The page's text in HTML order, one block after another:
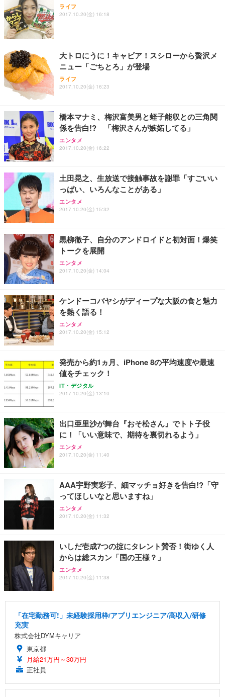
ライフ
2017.10.20(金) 16:18
大トロにうに！キャビア！スシローから贅沢メ
ニュー「ごちとろ」が登場
ライフ
2017.10.20(金) 16:23
橋本マナミ、梅沢富美男と蛭子能収との三角関
係を告白!? 「梅沢さんが嫉妬してる」
エンタメ
2017.10.20(金) 16:22
土田晃之、生放送で接触事故を謝罪「すごいい
っぱい、いろんなことがある」
エンタメ
2017.10.20(金) 15:32
黒柳徹子、自分のアンドロイドと初対面！爆笑
トークを展開
エンタメ
2017.10.20(金) 14:04
ケンドーコバヤシがディープな大阪の食と魅力
を熱く語る！
エンタメ
2017.10.20(金) 15:12
発売から約1ヵ月、iPhone 8の平均速度や最速
値をチェック！
IT・デジタル
2017.10.20(金) 13:10
出口亜里沙が舞台『おそ松さん』でトト子役
に！「いい意味で、期待を裏切れるよう」
エンタメ
2017.10.20(金) 11:40
AAA宇野実彩子、細マッチョ好きを告白!?「守
ってほしいなと思いますね」
エンタメ
2017.10.20(金) 11:32
いしだ壱成7つの掟にタレント賛否！街ゆく人
からは総スカン「国の王様？」
エンタメ
2017.10.20(金) 11:38
「在宅勤務可!」未経験採用枠/アプリエンジニア/高収入/研修
充実
株式会社DYMキャリア
東京都
月給21万円～30万円
正社員